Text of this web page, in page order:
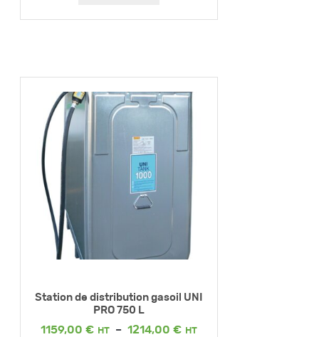
Station de distribution gasoil UNI
PRO 750 L
1159,00 € – 1214,00 €
Plage